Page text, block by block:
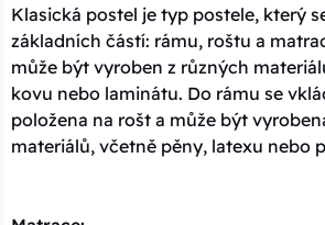
Klasická postel je typ postele, který
základních částí: rámu, roštu a
může být vyroben z různých
kovu nebo laminátu. Do rámu se
položena na rošt a může být
materiálů, včetně pěny, latexu nebo